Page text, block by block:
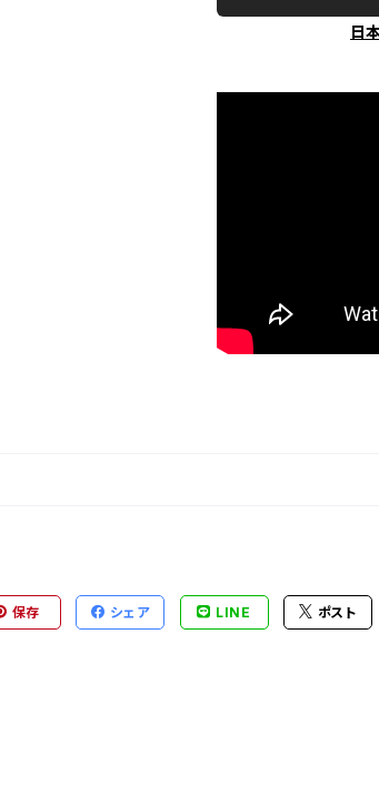
日
保存 シェア LINE ポスト